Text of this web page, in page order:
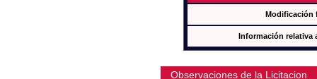
Modificación
Información relativa
Observaciones de la Licitacion